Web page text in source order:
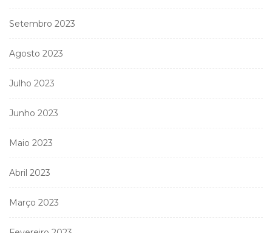
Setembro 2023
Agosto 2023
Julho 2023
Junho 2023
Maio 2023
Abril 2023
Março 2023